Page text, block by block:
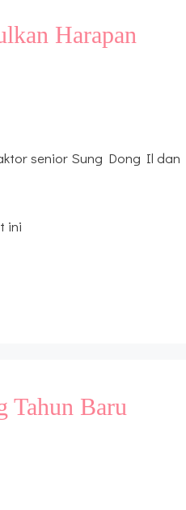
Harapan
senior Sung Dong Il dan
ini
Tahun Baru